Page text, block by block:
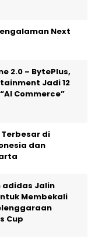
Next
2.0 – BytePlus,
Jadi 12
Commerce”
Terbesar di
dan
adidas Jalin
Membekali
Cup